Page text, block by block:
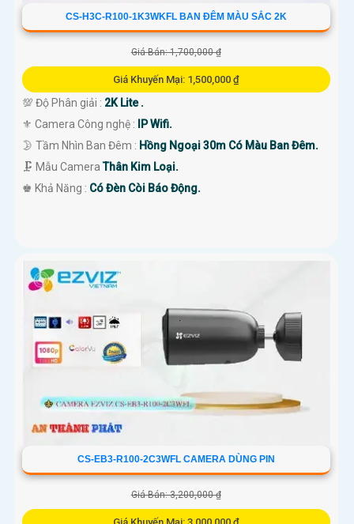
CS-H3C-R100-1K3WKFL BAN ĐÊM MÀU SẮC 2K
Giá Bán: 1,700,000 ₫
Giá Khuyến Mại: 1,500,000 ₫
💯 Độ Phân giải : 2K Lite .
⚜️ Camera Công nghệ :
IP Wifi.
🌛 Tầm Nhìn Ban Đêm : Hồng Ngoại 30m Có Màu Ban Đêm.
🗜️ Mẫu CameraThân Kim Loại.
️♚ Khả Năng : Có Đèn Còi Báo Động.
CS-EB3-R100-2C3WFL CAMERA DÙNG PIN
Giá Bán: 3,200,000 ₫